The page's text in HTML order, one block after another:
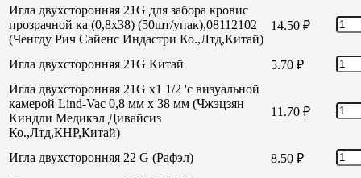
Игла двухсторонняя 21G для забора кровис
прозрачной ка (0,8х38) (50шт/упак),08112102
(Ченгду Рич Сайенс Индастри Ко.,Лтд,Китай)
14.50 ₽
Игла двухсторонняя 21G Китай 5.70 ₽
Игла двухсторонняя 21G х1 1/2 'с визуальной
камерой Lind-Vac 0,8 мм х 38 мм (Чжэцзян
Киндли Медикэл Дивайсиз
Ко.,Лтд,КНР,Китай)
11.70 ₽
Игла двухсторонняя 22 G (Рафэл) 8.50 ₽